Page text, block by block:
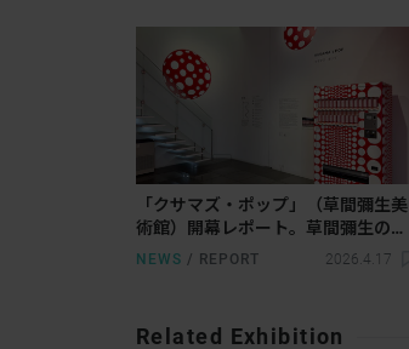
の軌跡
「クサマズ・ポップ」（草間彌生美
術館）開幕レポート。草間彌生の
「ポップ」を再考する
NEWS / REPORT 2026.4.17
Related Exhibition